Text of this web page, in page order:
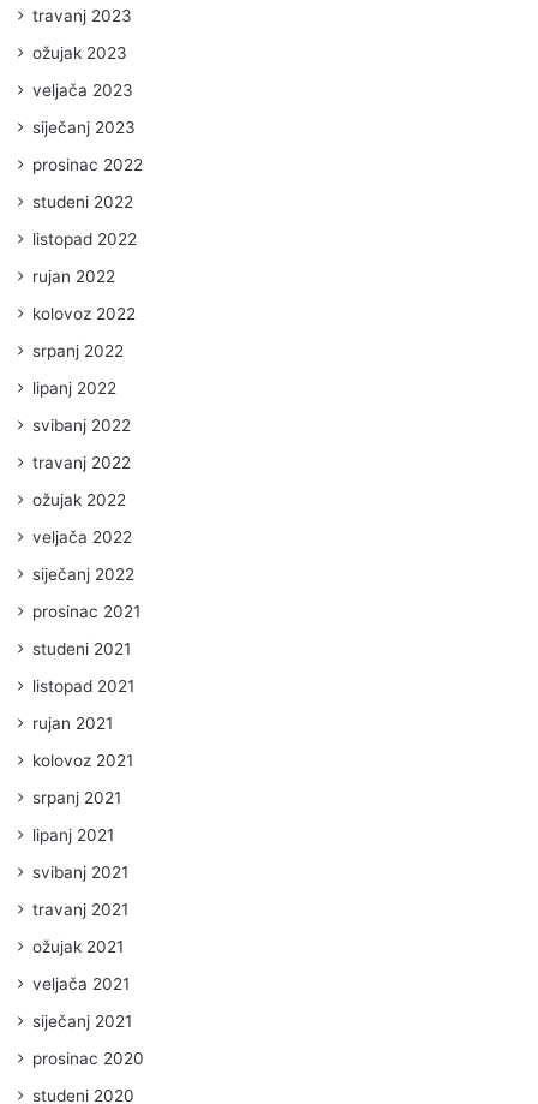
travanj 2023
ožujak 2023
veljača 2023
siječanj 2023
prosinac 2022
studeni 2022
listopad 2022
rujan 2022
kolovoz 2022
srpanj 2022
lipanj 2022
svibanj 2022
travanj 2022
ožujak 2022
veljača 2022
siječanj 2022
prosinac 2021
studeni 2021
listopad 2021
rujan 2021
kolovoz 2021
srpanj 2021
lipanj 2021
svibanj 2021
travanj 2021
ožujak 2021
veljača 2021
siječanj 2021
prosinac 2020
studeni 2020